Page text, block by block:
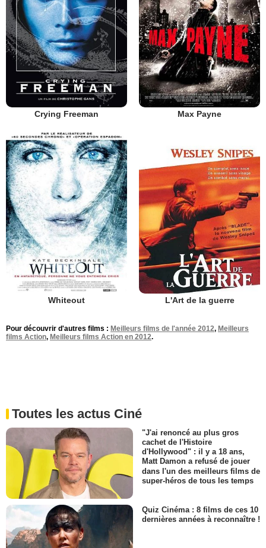
Crying Freeman Max Payne
Whiteout L'Art de la guerre
Pour découvrir d'autres films : Meilleurs films de l'année 2012, Meilleurs
films Action, Meilleurs films Action en 2012.
Toutes les actus Ciné
"J'ai renoncé au plus gros
cachet de l'Histoire
d'Hollywood" : il y a 18 ans,
Matt Damon a refusé de jouer
dans l'un des meilleurs films de
super-héros de tous les temps
Quiz Cinéma : 8 films de ces 10
dernières années à reconnaître !